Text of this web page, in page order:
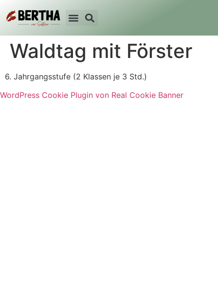
Waldtag mit Förster
6. Jahrgangsstufe (2 Klassen je 3 Std.)
WordPress Cookie Plugin von Real Cookie Banner